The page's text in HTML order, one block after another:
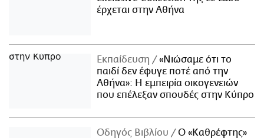
έρχεται στην Αθήνα
Εκπαίδευση
«Νιώσαμε ότι το
παιδί δεν έφυγε ποτέ από την
Αθήνα»: Η εμπειρία οικογενειών
που επέλεξαν σπουδές στην Κύπρο
Οδηγός Βιβλίου
Ο «Καθρέφτης»